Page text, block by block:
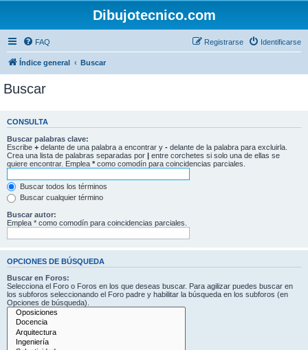
Dibujotecnico.com
FAQ Identificarse
Registrarse
Índice general Buscar
Buscar
CONSULTA
Buscar palabras clave:
Escribe + delante de una palabra a encontrar y - delante de la palabra para excluirla.
Crea una lista de palabras separadas por | entre corchetes si solo una de ellas se
quiere encontrar. Emplea * como comodín para coincidencias parciales.
Buscar todos los términos
Buscar cualquier término
Buscar autor:
Emplea * como comodín para coincidencias parciales.
OPCIONES DE BÚSQUEDA
Buscar en Foros:
Selecciona el Foro o Foros en los que deseas buscar. Para agilizar puedes buscar en
los subforos seleccionando el Foro padre y habilitar la búsqueda en los subforos (en
Opciones de búsqueda).